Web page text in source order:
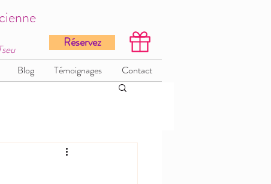
Réservez
Blog Témoignages Contact